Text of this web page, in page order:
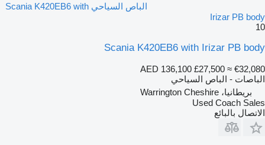
الباص السياحي Scania K420EB6 with
Irizar PB body
10
Scania K420EB6 with Irizar PB body
AED 136,100 £27,500 ≈ €32,080
الباصات - الباص السياحي
بريطانيا، Warrington Cheshire
Used Coach Sales
الاتصال بالبائع